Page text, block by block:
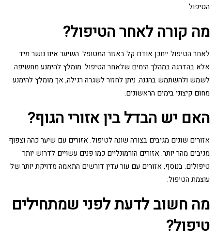
הטיפול.
מה קורה לאחר הטיפול?
לאחר הטיפול ייתכן אודם קל באזור המטופל. השיער אינו נושר מיד
אלא בהדרגה במהלך הימים שלאחר הטיפול. מומלץ להימנע מחשיפה
לשמש ולהשתמש בהגנה. ניתן לחזור לשגרה רגילה, אך מומלץ להימנע
מחום קיצוני בימים הראשונים.
האם יש הבדל בין אזורי הגוף?
אזורים שונים מגיבים בצורה שונה לטיפול. אזורים עם שיער כהה וצפוף
מגיבים מהר יותר. אזורים הורמונליים כמו פנים עשויים לדרוש יותר
טיפולים. בנוסף, אזורים עם עור עדין דורשים התאמה מדויקת יותר של
עוצמת הטיפול.
מה חשוב לדעת לפני שמתחילים
טיפול?